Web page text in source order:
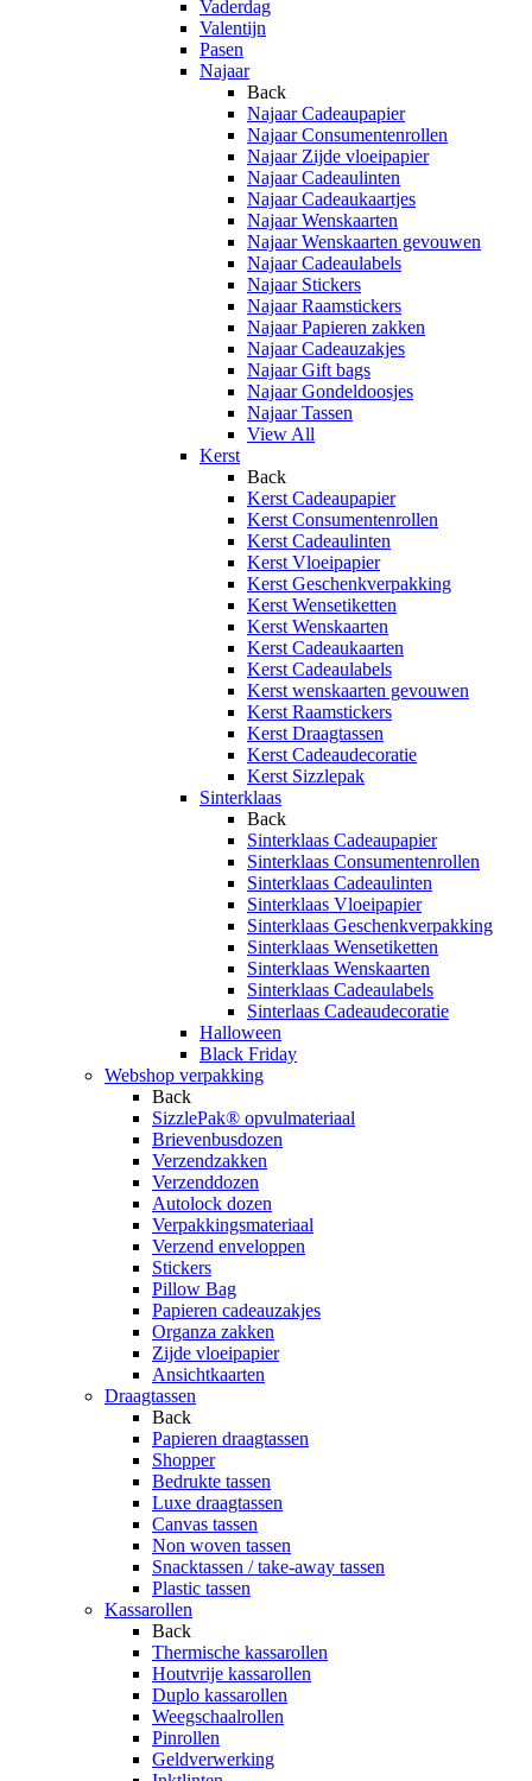
Vaderdag
Valentijn
Pasen
Najaar
Back
Najaar Cadeaupapier
Najaar Consumentenrollen
Najaar Zijde vloeipapier
Najaar Cadeaulinten
Najaar Cadeaukaartjes
Najaar Wenskaarten
Najaar Wenskaarten gevouwen
Najaar Cadeaulabels
Najaar Stickers
Najaar Raamstickers
Najaar Papieren zakken
Najaar Cadeauzakjes
Najaar Gift bags
Najaar Gondeldoosjes
Najaar Tassen
View All
Kerst
Back
Kerst Cadeaupapier
Kerst Consumentenrollen
Kerst Cadeaulinten
Kerst Vloeipapier
Kerst Geschenkverpakking
Kerst Wensetiketten
Kerst Wenskaarten
Kerst Cadeaukaarten
Kerst Cadeaulabels
Kerst wenskaarten gevouwen
Kerst Raamstickers
Kerst Draagtassen
Kerst Cadeaudecoratie
Kerst Sizzlepak
Sinterklaas
Back
Sinterklaas Cadeaupapier
Sinterklaas Consumentenrollen
Sinterklaas Cadeaulinten
Sinterklaas Vloeipapier
Sinterklaas Geschenkverpakking
Sinterklaas Wensetiketten
Sinterklaas Wenskaarten
Sinterklaas Cadeaulabels
Sinterlaas Cadeaudecoratie
Halloween
Black Friday
Webshop verpakking
Back
SizzlePak® opvulmateriaal
Brievenbusdozen
Verzendzakken
Verzenddozen
Autolock dozen
Verpakkingsmateriaal
Verzend enveloppen
Stickers
Pillow Bag
Papieren cadeauzakjes
Organza zakken
Zijde vloeipapier
Ansichtkaarten
Draagtassen
Back
Papieren draagtassen
Shopper
Bedrukte tassen
Luxe draagtassen
Canvas tassen
Non woven tassen
Snacktassen / take-away tassen
Plastic tassen
Kassarollen
Back
Thermische kassarollen
Houtvrije kassarollen
Duplo kassarollen
Weegschaalrollen
Pinrollen
Geldverwerking